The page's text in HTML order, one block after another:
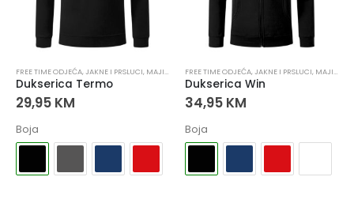
FREE TIME ODJEĆA,JAKNE I PRSLUCI, MAJICE I DUKSERICE ,MAJICE I DUKSERICE,RADNA
Dukserica Termo
29,95 KM
Boja
FREE TIME ODJEĆA,JAKNE I PRSLUCI, MAJICE I DUKSERICE
Dukserica Win
34,95 KM
Boja